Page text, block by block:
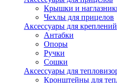
Крышки и
Чехлы для прицелов
Аксессуары для креплений
Антабки
Опоры
Ручки
Сошки
Аксессуары для
Кронштейны для